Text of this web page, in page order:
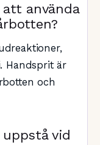
använda
Handsprit är
och
vid